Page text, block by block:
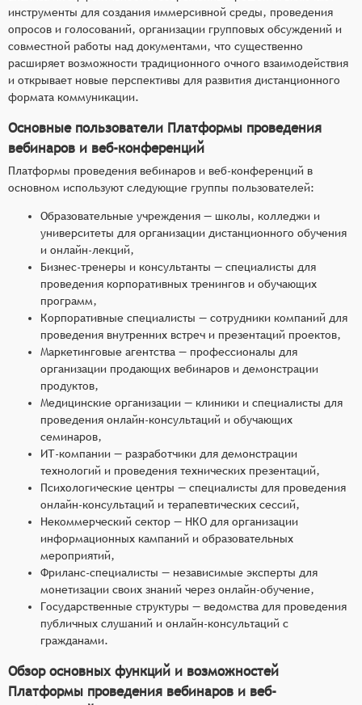
инструменты для создания иммерсивной среды, проведения
опросов и голосований, организации групповых обсуждений и
совместной работы над документами, что существенно
расширяет возможности традиционного очного взаимодействия
и открывает новые перспективы для развития дистанционного
формата коммуникации.
Основные пользователи Платформы проведения
вебинаров и веб-конференций
Платформы проведения вебинаров и веб-конференций в
основном используют следующие группы пользователей:
Образовательные учреждения — школы, колледжи и
университеты для организации дистанционного обучения
и онлайн-лекций,
Бизнес-тренеры и консультанты — специалисты для
проведения корпоративных тренингов и обучающих
программ,
Корпоративные специалисты — сотрудники компаний для
проведения внутренних встреч и презентаций проектов,
Маркетинговые агентства — профессионалы для
организации продающих вебинаров и демонстрации
продуктов,
Медицинские организации — клиники и специалисты для
проведения онлайн-консультаций и обучающих
семинаров,
ИТ-компании — разработчики для демонстрации
технологий и проведения технических презентаций,
Психологические центры — специалисты для проведения
онлайн-консультаций и терапевтических сессий,
Некоммерческий сектор — НКО для организации
информационных кампаний и образовательных
мероприятий,
Фриланс-специалисты — независимые эксперты для
монетизации своих знаний через онлайн-обучение,
Государственные структуры — ведомства для проведения
публичных слушаний и онлайн-консультаций с
гражданами.
Обзор основных функций и возможностей
Платформы проведения вебинаров и веб-